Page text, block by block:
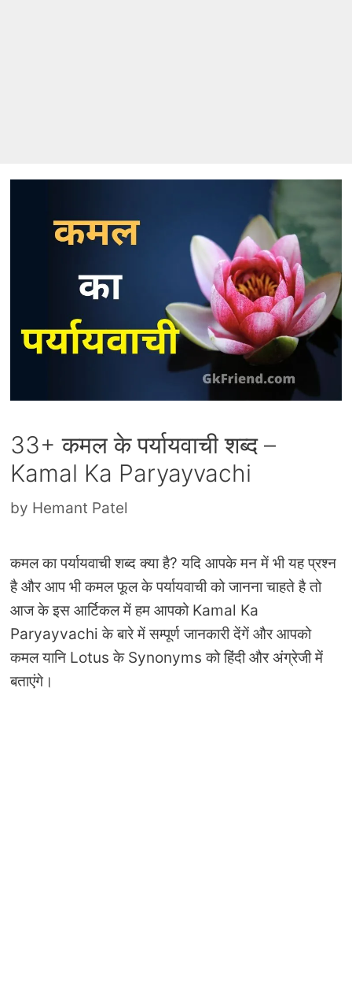
33+ कमल के पर्यायवाची शब्द –
Kamal Ka Paryayvachi
by Hemant Patel
कमल का पर्यायवाची शब्द क्या है? यदि आपके मन में भी यह प्रश्न
है और आप भी कमल फूल के पर्यायवाची को जानना चाहते है तो
आज के इस आर्टिकल में हम आपको Kamal Ka
Paryayvachi के बारे में सम्पूर्ण जानकारी देंगें और आपको
कमल यानि Lotus के Synonyms को हिंदी और अंग्रेजी में
बताएंगे।